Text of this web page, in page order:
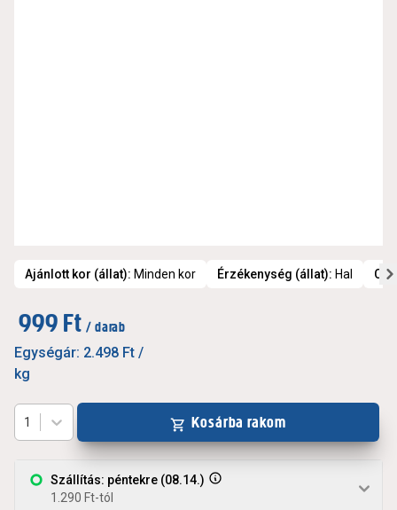
Ajánlott kor (állat): Minden kor Érzékenység (állat): Hal
999 Ft / darab
Egységár: 2.498 Ft /
kg
Szállítás: péntekre (08.14.)
1.290 Ft-tól
1 Kosárba rakom